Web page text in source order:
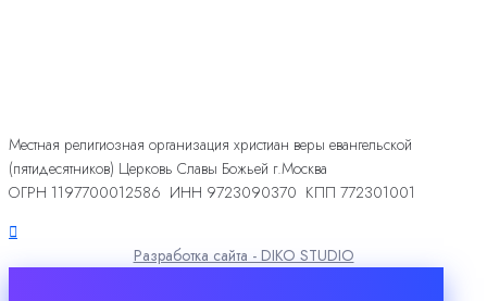
Местная религиозная организация христиан веры евангельской
(пятидесятников) Церковь Славы Божьей г.Москва
ОГРН 1197700012586 ИНН 9723090370 КПП 772301001
Разработка сайта - DIKO STUDIO